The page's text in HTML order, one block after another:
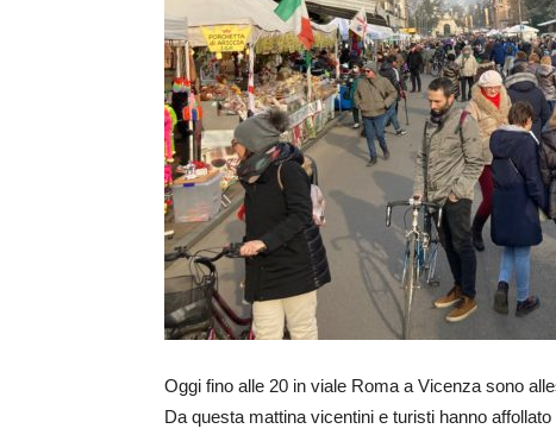
Oggi fino alle 20 in viale Roma a Vicenza sono
Da questa mattina vicentini e turisti hanno